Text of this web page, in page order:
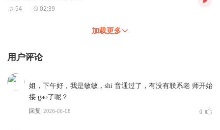
54 02:39
加载更多
用户评论
姐，下午好，我是敏敏，shi 音通过了，有没有联系老 师开始
接 gao了呢？
回复 2026-06-08 0